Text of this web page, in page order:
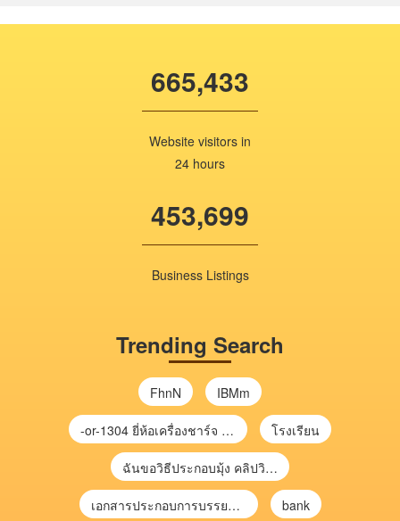
665,433
Website visitors in
24 hours
453,699
Business Listings
Trending Search
FhnN IBMm
-or-1304 ยี่ห้อเครื่องชาร์จ chargecore โรงเรียน
ฉันขอวิธีประกอบมุ้ง คลิปวิดีโอ การประกอบมุ้ง
เอกสารประกอบการบรรยาย การประเมินความเสี่ยงเพื่อวางแผนการตรวจสอบ \ bank